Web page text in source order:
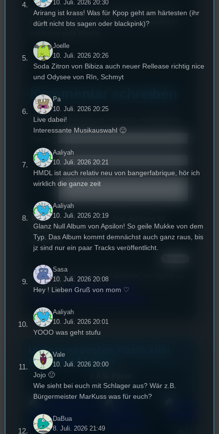
Wo auch immer ihr tanzt, singt oder gespannt
zuhört: Der Rudu vom Studentenfunk wünscht
Kommentar schreiben
Deine E-Mail-Addresse wird nicht veröffentlicht.
Email*
Text*
Deinen Namen und E-Mail-Adresse für
weitere Kommentare auf diesem Browser
speichern.
Diese Website verwendet Akismet, um Spam zu
reduzieren.Erfahren Sie, wie Ihre
Unsere neuesten Posts zum
Hören und Lesen
10. Juli. 2026 20:30
Arirang ist krass! Was für Kpop geht am härtesten (ihr
dürft nicht bts sagen oder blackpink)?
Joelle
10. Juli. 2026 20:26
Soda Zitron von Bibiza auch neuer Rellease richtig nice
und Odysee von RIn, Schmyt
Pa
10. Juli. 2026 20:25
Live dabei!
Interessante Musikauswahl 🙂
Aaliyah
10. Juli. 2026 20:21
HMDL ist auch relativ neu von bangerfabrique, hör ich
wirklich die ganze zeit
Aaliyah
10. Juli. 2026 20:19
Glanz Null Album von Apsilon! So geile Mukke von dem
Typ. Das Album kommt demnächst auch ganz raus, bis
jz sind nur ein paar Tracks veröffentlicht.
Sasa
10. Juli. 2026 20:08
Hey ! Lieben Gruß von mom ♡
Aaliyah
10. Juli. 2026 20:01
YOOO was geht stufu
Vale
10. Juli. 2026 20:00
Jojo 🙂
Wie sieht bei euch mit Schlager aus? Wär z.B.
Bürgermeister MarKuss was für euch?
DaBua
8. Juli. 2026 21:49